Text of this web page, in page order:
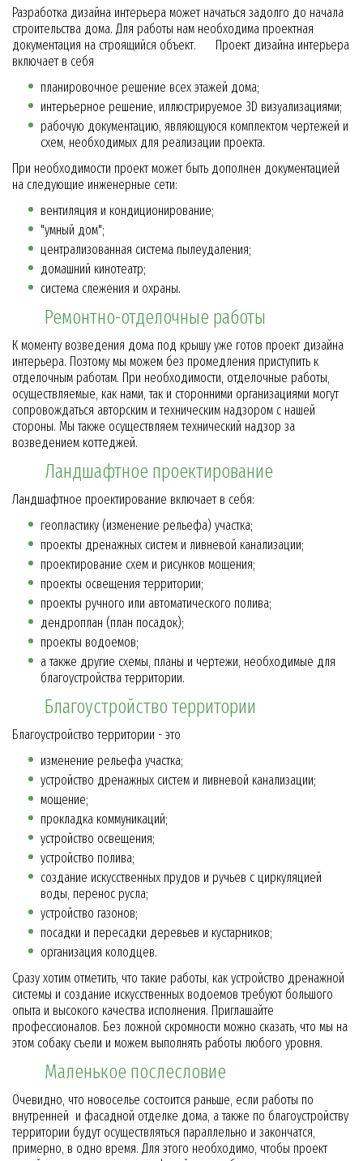
Разработка дизайна интерьера может начаться задолго до начала
строительства дома. Для работы нам необходима проектная
документация на строящийся объект. Проект дизайна интерьера
включает в себя
планировочное решение всех этажей дома;
интерьерное решение, иллюстрируемое 3D визуализациями;
рабочую документацию, являющуюся комплектом чертежей и
схем, необходимых для реализации проекта.
При необходимости проект может быть дополнен документацией
на следующие инженерные сети:
вентиляция и кондиционирование;
"умный дом";
централизованная система пылеудаления;
домашний кинотеатр;
система слежения и охраны.
Ремонтно-отделочные работы
К моменту возведения дома под крышу уже готов проект дизайна
интерьера. Поэтому мы можем без промедления приступить к
отделочным работам. При необходимости, отделочные работы,
осуществляемые, как нами, так и сторонними организациями могут
сопровождаться авторским и техническим надзором с нашей
стороны. Мы также осуществляем технический надзор за
возведением коттеджей.
Ландшафтное проектирование
Ландшафтное проектирование включает в себя:
геопластику (изменение рельефа) участка;
проекты дренажных систем и ливневой канализации;
проектирование схем и рисунков мощения;
проекты освещения территории;
проекты ручного или автоматического полива;
дендроплан (план посадок);
проекты водоемов;
а также другие схемы, планы и чертежи, необходимые для
благоустройства территории.
Благоустройство территории
Благоустройство территории - это
изменение рельефа участка;
устройство дренажных систем и ливневой канализации;
мощение;
прокладка коммуникаций;
устройство освещения;
устройство полива;
создание искусственных прудов и ручьев с циркуляцией
воды, перенос русла;
устройство газонов;
посадки и пересадки деревьев и кустарников;
организация колодцев.
Сразу хотим отметить, что такие работы, как устройство дренажной
системы и создание искусственных водоемов требуют большого
опыта и высокого качества исполнения. Приглашайте
профессионалов. Без ложной скромности можно сказать, что мы на
этом собаку съели и можем выполнять работы любого уровня.
Маленькое послесловие
Очевидно, что новоселье состоится раньше, если работы по
внутренней и фасадной отделке дома, а также по благоустройству
территории будут осуществляться параллельно и закончатся,
примерно, в одно время. Для этого необходимо, чтобы проект